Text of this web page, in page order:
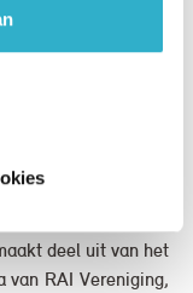
Premium-
en een
deel uit van het
van RAI Vereniging,